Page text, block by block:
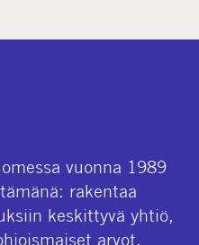
vuonna 1989
rakentaa
keskittyvä yhtiö,
arvot,